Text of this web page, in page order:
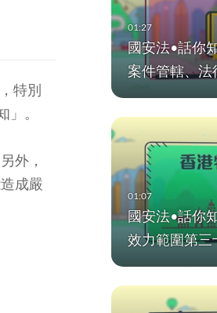
國安法•話你
案件管轄、
國安法•話你
效力範圍第三
特別
。
外，
成嚴